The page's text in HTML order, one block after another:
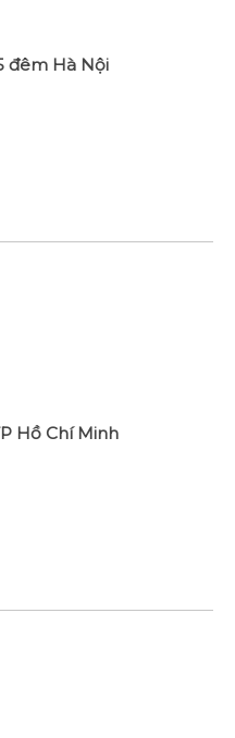
đêm Hà Nội
Hồ Chí Minh